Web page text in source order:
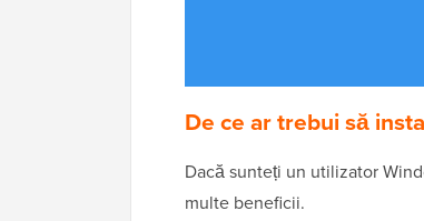
De ce ar trebui să
Dacă sunteți un utilizator
multe beneficii.